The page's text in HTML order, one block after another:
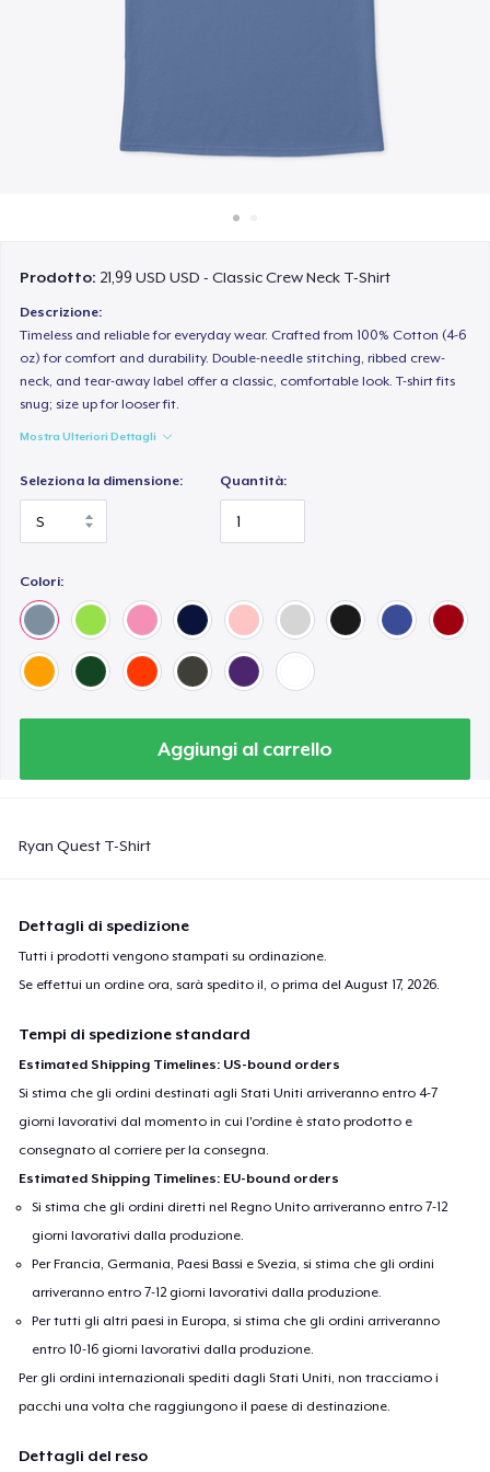
Prodotto: 21,99 USD USD - Classic Crew Neck T-Shirt
Descrizione:
Timeless and reliable for everyday wear. Crafted from 100% Cotton (4-6
oz) for comfort and durability. Double-needle stitching, ribbed crew-
neck, and tear-away label offer a classic, comfortable look. T-shirt fits
snug; size up for looser fit.
Mostra Ulteriori Dettagli
Seleziona la dimensione: Quantità:
Colori:
Aggiungi al carrello
Ryan Quest T-Shirt
Dettagli di spedizione
Tutti i prodotti vengono stampati su ordinazione.
Se effettui un ordine ora, sarà spedito il, o prima delAugust 17, 2026.
Tempi di spedizione standard
Estimated Shipping Timelines: US-bound orders
Si stima che gli ordini destinati agli Stati Uniti arriveranno entro 4-7
giorni lavorativi dal momento in cui l'ordine è stato prodotto e
consegnato al corriere per la consegna.
Estimated Shipping Timelines: EU-bound orders
Si stima che gli ordini diretti nel Regno Unito arriveranno entro 7-12
giorni lavorativi dalla produzione.
Per Francia, Germania, Paesi Bassi e Svezia, si stima che gli ordini
arriveranno entro 7-12 giorni lavorativi dalla produzione.
Per tutti gli altri paesi in Europa, si stima che gli ordini arriveranno
entro 10-16 giorni lavorativi dalla produzione.
Per gli ordini internazionali spediti dagli Stati Uniti, non tracciamo i
pacchi una volta che raggiungono il paese di destinazione.
Dettagli del reso